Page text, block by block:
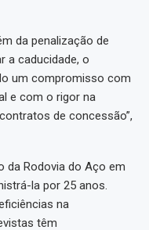
da penalização de
a caducidade, o
um compromisso com
e com o rigor na
de concessão”,
da Rodovia do Aço em
la por 25 anos.
na
têm